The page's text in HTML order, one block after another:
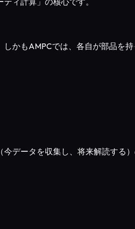
かもAMPCでは、各自が部品を
データを収集し、将来解読する）